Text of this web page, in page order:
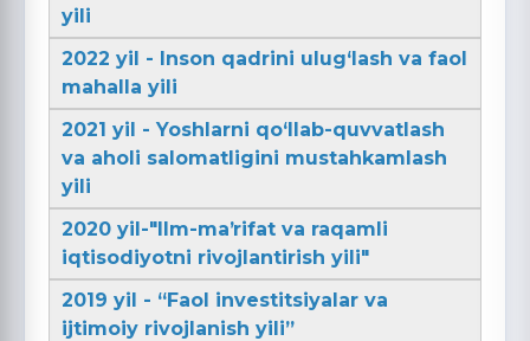
yili
2022 yil - Inson qadrini ulug‘lash va faol
mahalla yili
2021 yil - Yoshlarni qo‘llab-quvvatlash
va aholi salomatligini mustahkamlash
yili
2020 yil-"Ilm-maʼrifat va raqamli
iqtisodiyotni rivojlantirish yili"
2019 yil - “Faol investitsiyalar va
ijtimoiy rivojlanish yili”